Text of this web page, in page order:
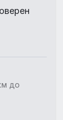
до